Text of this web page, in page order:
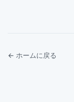
← ホームに戻る